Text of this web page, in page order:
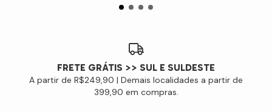
FRETE GRÁTIS >> SUL E SULDESTE
A partir de R$249,90 | Demais localidades a partir de
399,90 em compras.